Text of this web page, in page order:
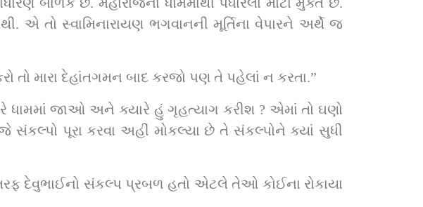
એ તો સ્વામિનારાયણ ભગવાનની મૂર્તિના વેપારને અર્થે જ
મારા દેહાંતગમન બાદ કરજો પણ તે પહેલાં ન કરતા.”
ધામમાં જાઓ અને ક્યારે હું ગૃહત્યાગ કરીશ ? એમાં તો ઘણો
પૂરા કરવા અહીં મોકલ્યા છે તે સંકલ્પોને ક્યાં સુધી
દેવુભાઈનો સંકલ્પ પ્રબળ હતો એટલે તેઓ કોઈના રોકાયા